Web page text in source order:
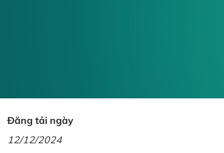
Đăng tải ngày
12/12/2024